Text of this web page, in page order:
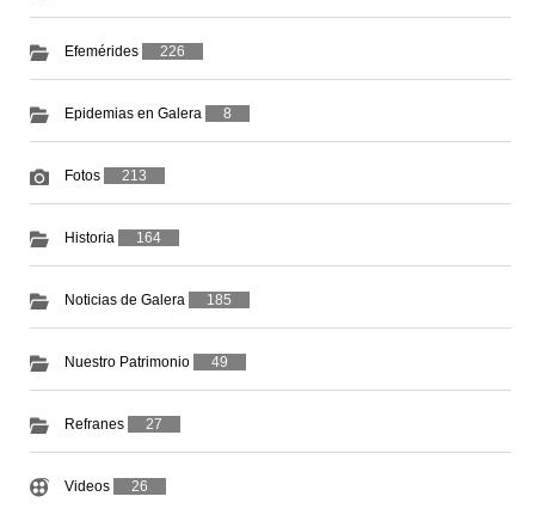
Efemérides 226
Epidemias en Galera 8
Fotos 213
Historia 164
Noticias de Galera 185
Nuestro Patrimonio 49
Refranes 27
Videos 26